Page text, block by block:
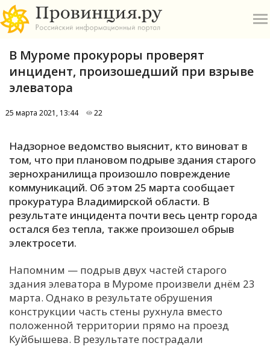
А
Б
В
Е
И
П
С
В Муроме прокуроры проверят
инцидент, произошедший при взрыве
элеватора
25 марта 2021, 13:44 22
Надзорное ведомство выяснит, кто виноват в
том, что при плановом подрыве здания старого
зернохранилища произошло повреждение
коммуникаций. Об этом 25 марта сообщает
прокуратура Владимирской области. В
результате инцидента почти весь центр города
остался без тепла, также произошел обрыв
электросети.
Напомним — подрыв двух частей старого
здания элеватора в Муроме произвели днём 23
марта. Однако в результате обрушения
конструкции часть стены рухнула вместо
положенной территории прямо на проезд
Куйбышева. В результате пострадали